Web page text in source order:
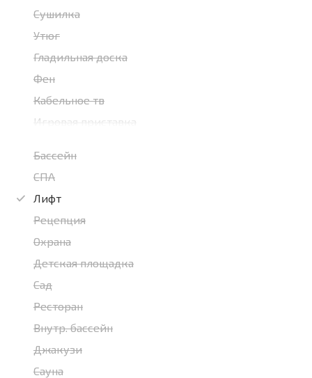
Сушилка
Утюг
Гладильная доска
Фен
Кабельное тв
Игровая приставка
Бассейн
СПА
Лифт
Рецепция
Охрана
Детская площадка
Сад
Ресторан
Внутр. бассейн
Джакузи
Сауна